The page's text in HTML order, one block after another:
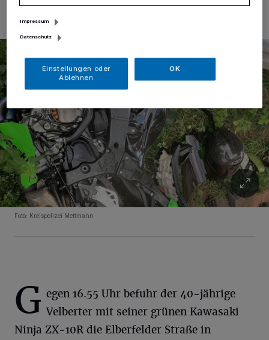
Foto: Kreispolizei Mettmann
G egen 16.55 Uhr befuhr der 40-jährige
Velberter mit seiner grünen Kawasaki
Ninja ZX-10R die Elberfelder Straße in
Impressum
Datenschutz
Einstellungen oder
Ablehnen
OK